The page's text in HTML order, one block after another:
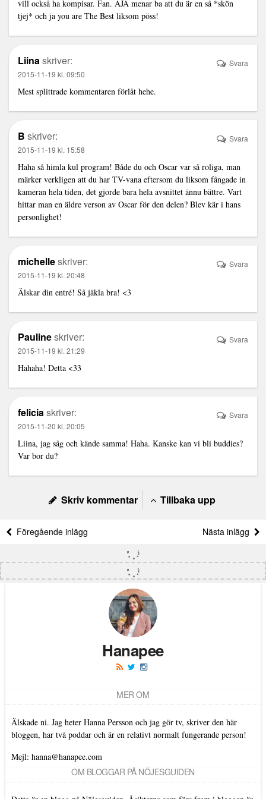
vill också ha kompisar. Fan. AJA menar ba att du är en så *skön
tjej* och ja you are The Best liksom pöss!
Liinaskriver:
2015-11-19 kl. 09:50
Mest splittrade kommentaren förlåt hehe.
Svara
B skriver:
2015-11-19 kl. 15:58
Haha så himla kul program! Både du och Oscar var så roliga, man
märker verkligen att du har TV-vana eftersom du liksom fångade in
kameran hela tiden, det gjorde bara hela avsnittet ännu bättre. Vart
hittar man en äldre verson av Oscar för den delen? Blev kär i hans
personlighet!
Svara
michelleskriver:
2015-11-19 kl. 20:48
Älskar din entré! Så jäkla bra! <3
Svara
Paulineskriver:
2015-11-19 kl. 21:29
Hahaha! Detta <33
Svara
feliciaskriver:
2015-11-20 kl. 20:05
Liina, jag såg och kände samma! Haha. Kanske kan vi bli buddies?
Var bor du?
Svara
Skriv kommentar Tillbaka upp
Föregående inlägg Nästa inlägg
Hanapee
MER OM
Älskade ni. Jag heter Hanna Persson och jag gör tv, skriver den här
bloggen, har två poddar och är en relativt normalt fungerande person!
Mejl: hanna@hanapee.com
OM BLOGGAR PÅ NÖJESGUIDEN